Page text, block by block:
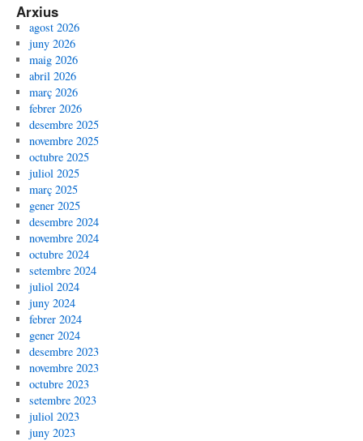
Arxius
agost 2026
juny 2026
maig 2026
abril 2026
març 2026
febrer 2026
desembre 2025
novembre 2025
octubre 2025
juliol 2025
març 2025
gener 2025
desembre 2024
novembre 2024
octubre 2024
setembre 2024
juliol 2024
juny 2024
febrer 2024
gener 2024
desembre 2023
novembre 2023
octubre 2023
setembre 2023
juliol 2023
juny 2023